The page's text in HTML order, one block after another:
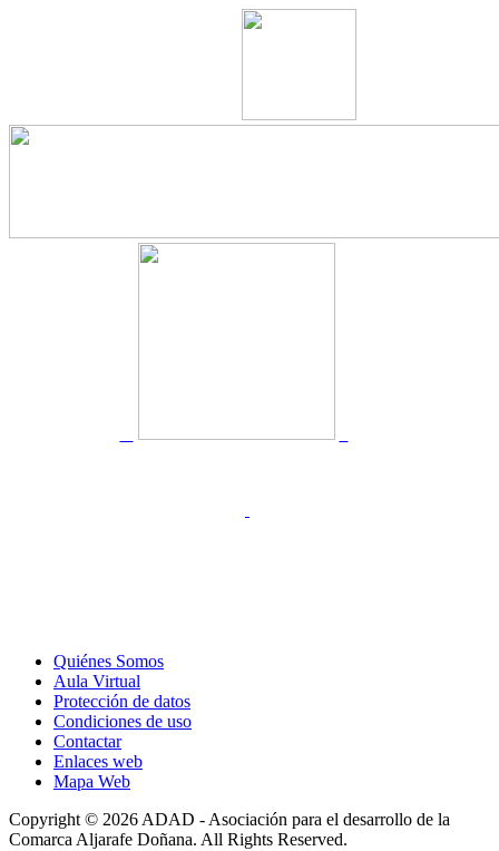
Quiénes Somos
Aula Virtual
Protección de datos
Condiciones de uso
Contactar
Enlaces web
Mapa Web
Copyright © 2026 ADAD - Asociación para el desarrollo de la
Comarca Aljarafe Doñana. All Rights Reserved.